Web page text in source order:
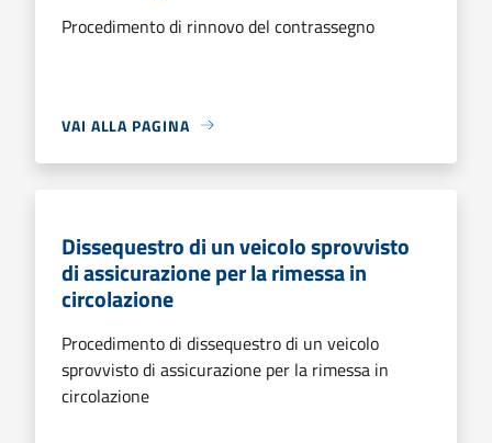
Procedimento di rinnovo del contrassegno
VAI ALLA PAGINA
Dissequestro di un veicolo sprovvisto
di assicurazione per la rimessa in
circolazione
Procedimento di dissequestro di un veicolo
sprovvisto di assicurazione per la rimessa in
circolazione